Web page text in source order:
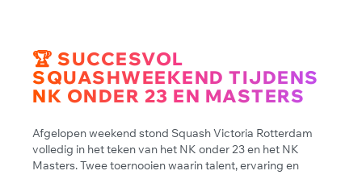
🏆 SUCCESVOL
SQUASHWEEKEND TIJDENS
NK ONDER 23 EN MASTERS
Afgelopen weekend stond Squash Victoria Rotterdam
volledig in het teken van het NK onder 23 en het NK
Masters. Twee toernooien waarin talent, ervaring en